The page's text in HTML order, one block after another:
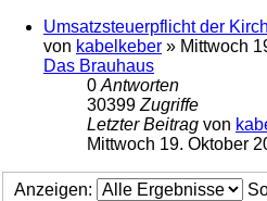
Umsatzsteuerpflicht der
von kabelkeber » Mittwoch
Das Brauhaus
0 Antworten
30399 Zugriffe
Letzter Beitrag von
Mittwoch 19. Oktober
Anzeigen: